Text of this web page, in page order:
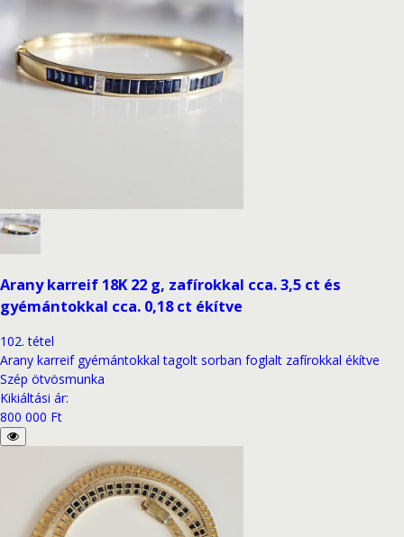
Arany karreif 18K 22 g, zafírokkal cca. 3,5 ct és
gyémántokkal cca. 0,18 ct ékítve
102. tétel
Arany karreif gyémántokkal tagolt sorban foglalt zafírokkal ékítve
Szép ötvösmunka
Kikiáltási ár:
800 000 Ft